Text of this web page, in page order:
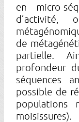
en micro-
de
partielle.
profondeur
séquences
possible de
populations
moisissures).